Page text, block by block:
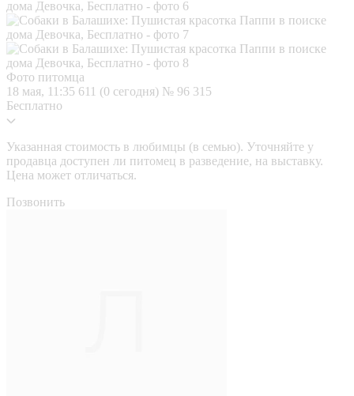
Фото питомца
18 мая, 11:35 611 (0 сегодня) № 96 315
Бесплатно
Указанная стоимость в любимцы (в семью). Уточняйте у
продавца доступен ли питомец в разведение, на выставку.
Цена может отличаться.
Позвонить